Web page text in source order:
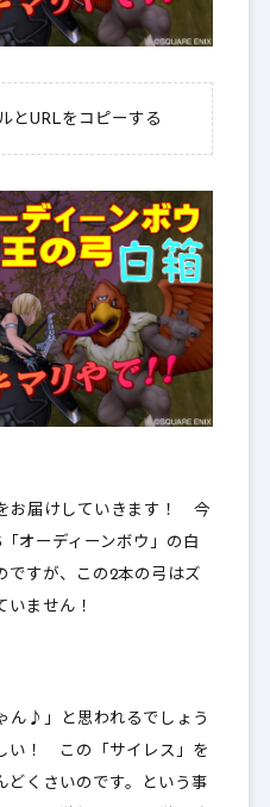
とURLをコピーする
お届けしていきます！ 今
オーディーンボウ」の白
ですが、この2本の弓はズ
いません ！
ん♪」と思われるでしょう
い！ この「サイレス」を
どくさいのです。という事